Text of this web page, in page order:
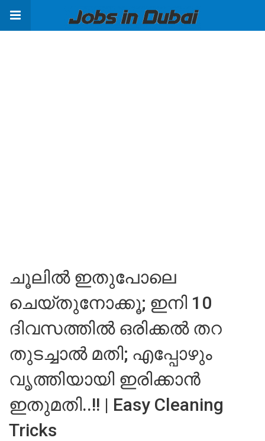
ചൂലിൽ ഇതുപോലെ
ചെയ്തുനോക്കൂ; ഇനി 10
ദിവസത്തിൽ ഒരിക്കൽ തറ
തുടച്ചാൽ മതി; എപ്പോഴും
വൃത്തിയായി ഇരിക്കാൻ
ഇതുമതി..!! | Easy Cleaning
Tricks